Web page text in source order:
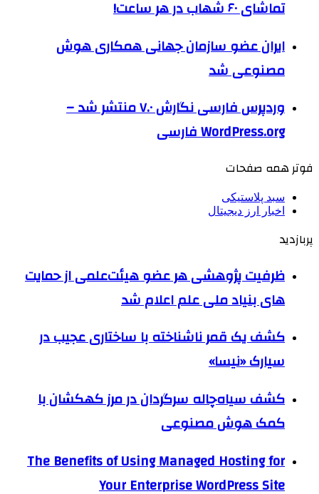
تماشای ۶۰ شهاب در هر ساعت!
ایران عضو سازمان جهانی همکاری هوش
مصنوعی شد
وردپرس فارسی نگارش ۷.۰ منتشر شد –
WordPress.org فارسی
فوتر همه صفحات
سبد پلاستیکی
اخبار ارز دیجیتال
پربازدید
ظرفیت پژوهشی هر عضو هیئت‌علمی از حمایت
های بنیاد ملی علم اعلام شد
کشف یک قمر ناشناخته با ساختاری عجیب در
سیارک «نیسا»
کشف سیاه‌چاله سرگردان در مرز کهکشان با
کمک هوش مصنوعی
The Benefits of Using Managed Hosting for
Your Enterprise WordPress Site